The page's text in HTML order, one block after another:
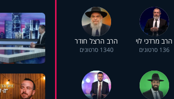
הרב מרדכי לוי
136 סרטונים
הרב הרצל חודר
1340 סרטונים